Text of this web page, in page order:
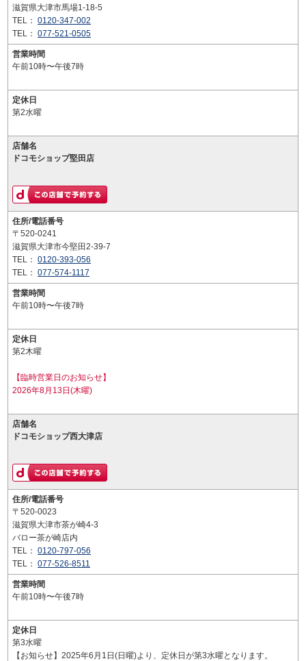
滋賀県大津市馬場1-18-5
TEL： 0120-347-002
TEL： 077-521-0505
営業時間
午前10時〜午後7時
定休日
第2水曜
店舗名
ドコモショップ堅田店
住所/電話番号
〒520-0241
滋賀県大津市今堅田2-39-7
TEL： 0120-393-056
TEL： 077-574-1117
営業時間
午前10時〜午後7時
定休日
第2木曜
【臨時営業日のお知らせ】
2026年8月13日(木曜)
店舗名
ドコモショップ西大津店
住所/電話番号
〒520-0023
滋賀県大津市茶が崎4-3
バロー茶が崎店内
TEL： 0120-797-056
TEL： 077-526-8511
営業時間
午前10時〜午後7時
定休日
第3水曜
【お知らせ】2025年6月1日(日曜)より、定休日が第3水曜となります。